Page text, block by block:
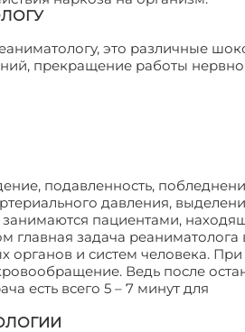
это различные
прекращение работы
подавленность,
давления,
занимаются пациентами,
главная задача реаниматолога
органов и систем человека. При
Ведь после
есть всего 5 – 7 минут для